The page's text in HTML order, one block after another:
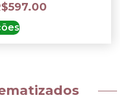
597.00